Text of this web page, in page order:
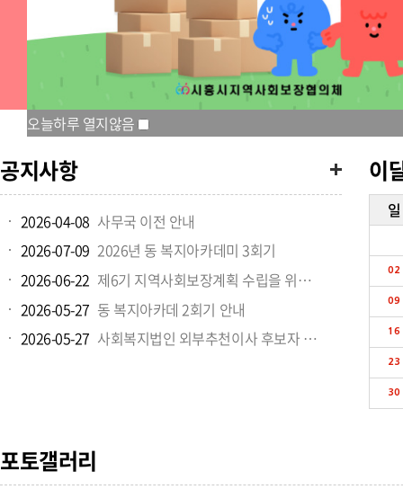
오늘하루 열지않음
시흥시 지역사회보장계획 협의체 운영
공지사항
2026-04-08 사무국 이전 안내
2026-07-09 2026년 동 복지아카데미 3회기
2026-06-22
제6기 지역사회보장계획 수립을 위한 원탁토론회 참여안내
2026-05-27 동 복지아카데 2회기 안내
2026-05-27
사회복지법인 외부추천이사 후보자 모집 공고
이
일
02
09
16
23
30
포토갤러리